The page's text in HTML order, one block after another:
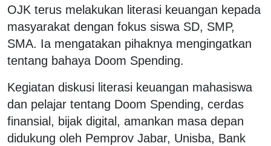
OJK terus melakukan literasi keuangan kepada
masyarakat dengan fokus siswa SD, SMP,
SMA. Ia mengatakan pihaknya mengingatkan
tentang bahaya Doom Spending.
Kegiatan diskusi literasi keuangan mahasiswa
dan pelajar tentang Doom Spending, cerdas
finansial, bijak digital, amankan masa depan
didukung oleh Pemprov Jabar, Unisba, Bank